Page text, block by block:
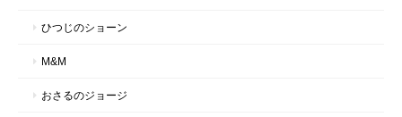
ひつじのショーン
M&M
おさるのジョージ